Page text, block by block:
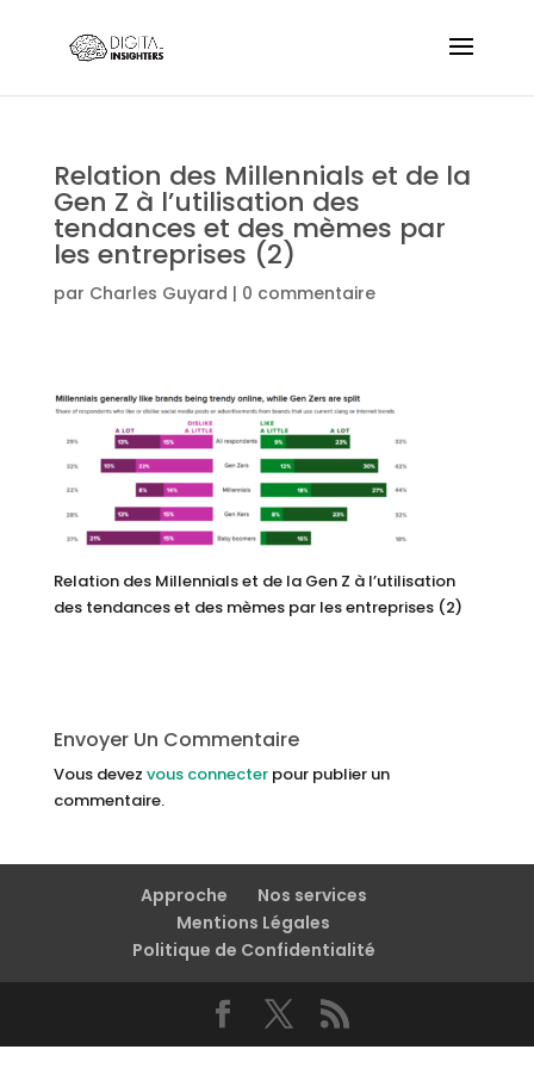
Relation des Millennials et de la
Gen Z à l’utilisation des
tendances et des mèmes par
les entreprises (2)
par Charles Guyard | 0 commentaire
Relation des Millennials et de la Gen Z à l’utilisation
des tendances et des mèmes par les entreprises (2)
Envoyer Un Commentaire
Vous devez vous connecterpour publier un
commentaire.
Approche
Nos services
Mentions Légales
Politique de Confidentialité